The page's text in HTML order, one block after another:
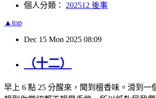
個人分類： 202512 後事
▲top
Dec 15 Mon 2025 08:09
（十二）
早上 6 點 25 分醒來，聞到檀香味。滑到